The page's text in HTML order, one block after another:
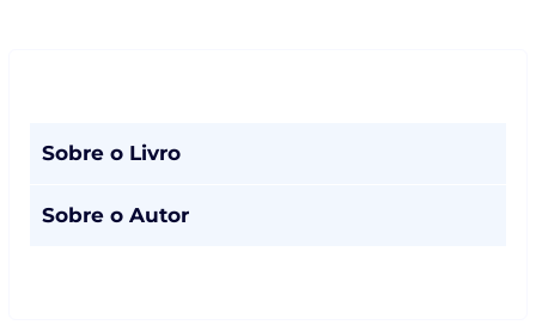
Sobre o Livro
Sobre o Autor